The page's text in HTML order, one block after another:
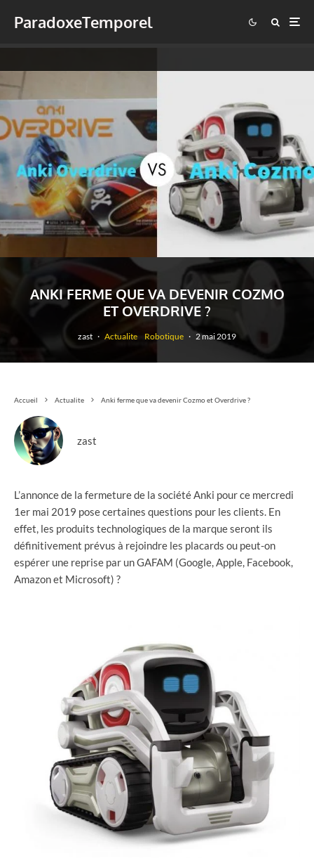
ParadoxeTemporel
ANKI FERME QUE VA DEVENIR COZMO
ET OVERDRIVE ?
zast · Actualite Robotique · 2 mai 2019
Accueil Actualite Anki ferme que va devenir Cozmo et Overdrive ?
zast
L’annonce de la fermeture de la société Anki pour ce mercredi
1er mai 2019 pose certaines questions pour les clients. En
effet, les produits technologiques de la marque seront ils
définitivement prévus à rejoindre les placards ou peut-on
espérer une reprise par un GAFAM (Google, Apple, Facebook,
Amazon et Microsoft) ?